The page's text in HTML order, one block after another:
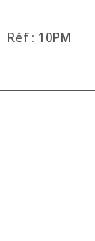
Réf : 10PM